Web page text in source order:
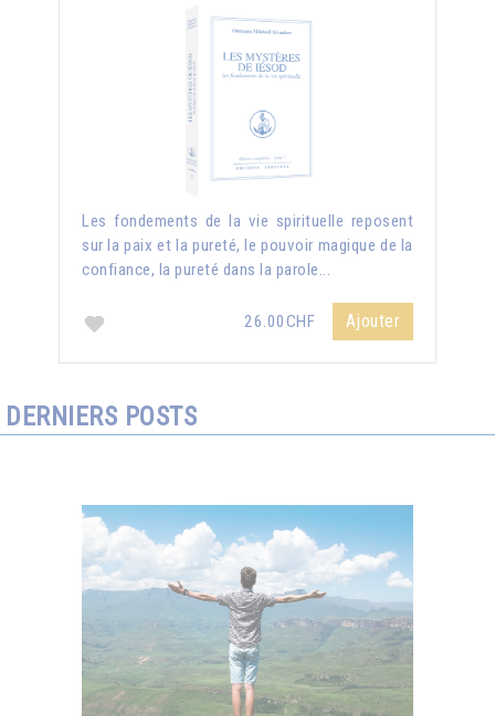
Les fondements de la vie spirituelle reposent
sur la paix et la pureté, le pouvoir magique de la
confiance, la pureté dans la parole...
26.00CHF Ajouter
DERNIERS POSTS